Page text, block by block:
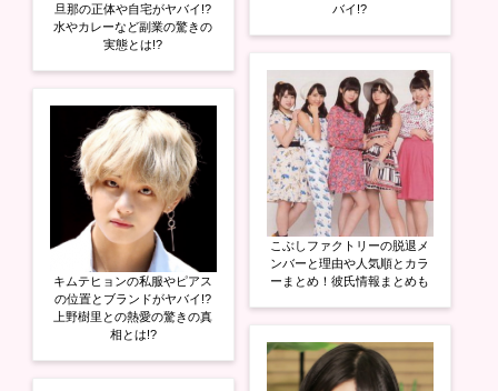
旦那の正体や自宅がヤバイ!?
水やカレーなど副業の驚きの
実態とは!?
キムテヒョンの私服やピアス
の位置とブランドがヤバイ!?
上野樹里との熱愛の驚きの真
相とは!?
バイ!?
こぶしファクトリーの脱退メ
ンバーと理由や人気順とカラ
ーまとめ！彼氏情報まとめも